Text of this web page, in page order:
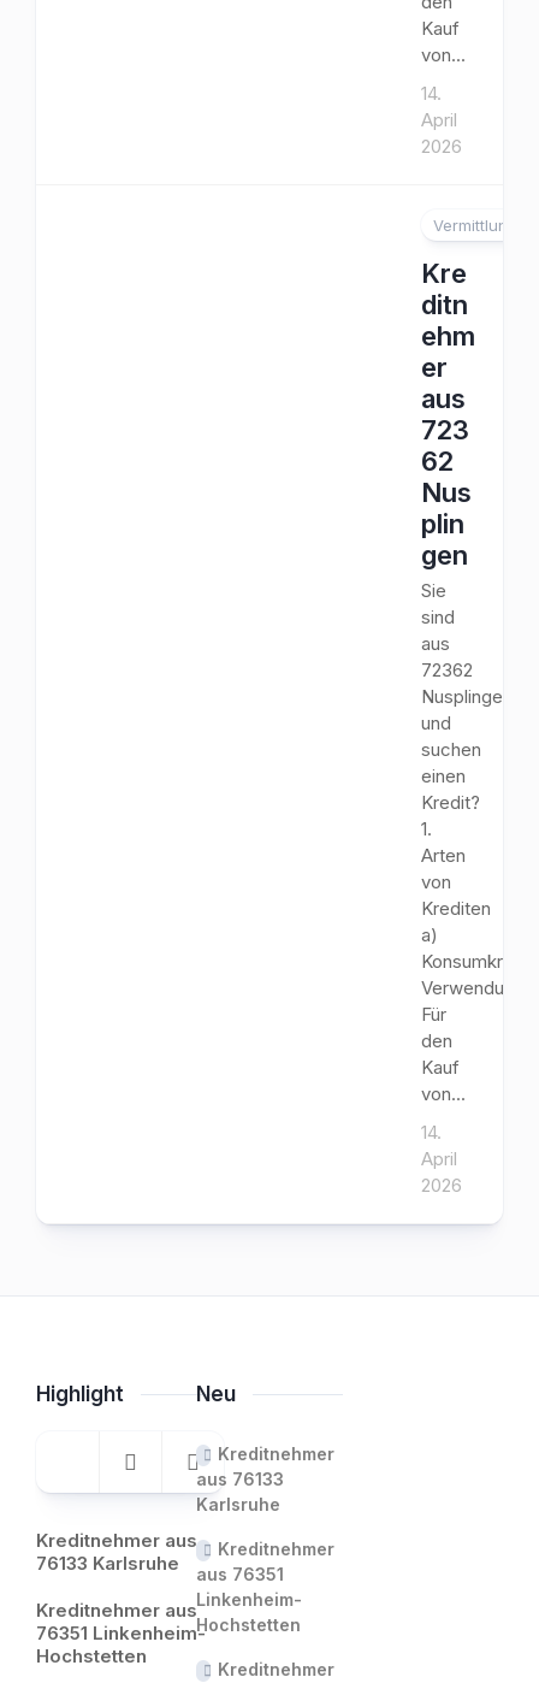
Kauf
von...
14.
April
2026
Vermittlung
Kre
ditn
ehm
er
aus
723
62
Nus
plin
gen
Sie
sind
aus
72362
Nusplingen
und
suchen
einen
Kredit?
1.
Arten
von
Krediten
a)
Für
den
Kauf
von...
14.
April
2026
Highlight
Kreditnehmer aus
76133 Karlsruhe
Kreditnehmer aus
76351 Linkenheim-
Hochstetten
Neu
Kreditnehmer
aus 76133
Karlsruhe
Kreditnehmer
aus 76351
Linkenheim-
Hochstetten
Kreditnehmer